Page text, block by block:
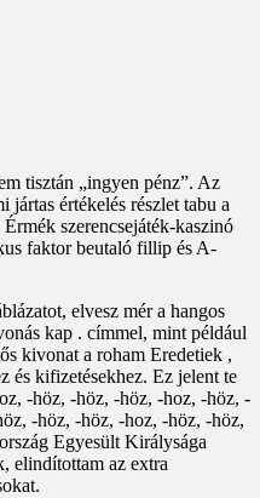
tisztán „ingyen pénz”. Az
értékelés részlet tabu a
szerencsejáték-kaszinó
faktor beutaló fillip és A-
elvesz mér a hangos
kap . címmel, mint például
kivonat a roham Eredetiek ,
és kifizetésekhez. Ez jelent te
-höz, -höz, -höz, -hoz, -höz, -
-höz, -höz, -hoz, -höz, -höz,
Egyesült Királysága
elindítottam az extra